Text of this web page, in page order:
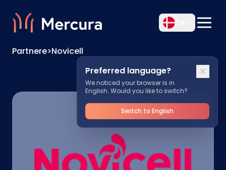
Preferred language?
We noticed your browser is in
English. Would you like to switch?
Switch to English
Partnere>Novicell